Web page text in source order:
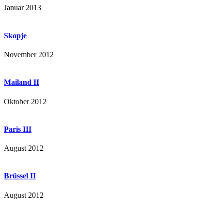
Januar 2013
Skopje
November 2012
Mailand II
Oktober 2012
Paris III
August 2012
Brüssel II
August 2012